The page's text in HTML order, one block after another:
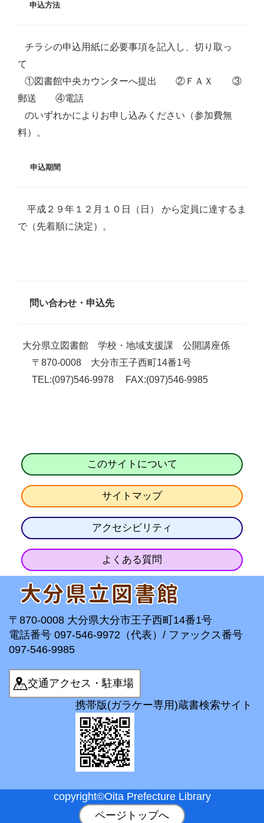
申込方法
チラシの申込用紙に必要事項を記入し、切り取っ
て
①図書館中央カウンターへ提出 ②ＦＡＸ ③
郵送 ④電話
のいずれかによりお申し込みください（参加費無
料）。
申込期間
平成２９年１２月１０日（日） から定員に達するま
で（先着順に決定）。
問い合わせ・申込先
大分県立図書館 学校・地域支援課 公開講座係
〒870-0008 大分市王子西町14番1号
TEL:(097)546-9978 FAX:(097)546-9985
このサイトについて
サイトマップ
アクセシビリティ
よくある質問
〒870-0008 大分県大分市王子西町14番1号
電話番号 097-546-9972（代表）/ ファックス番号
097-546-9985
交通アクセス・駐車場
携帯版(ガラケー専用)蔵書検索サイト
copyright©Oita Prefecture Library
ページトップへ